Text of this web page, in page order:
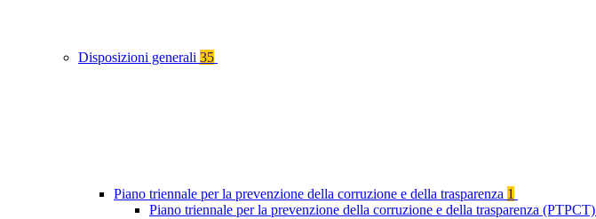
Disposizioni generali 35
Piano triennale per la prevenzione della corruzione e della trasparenza 1
Piano triennale per la prevenzione della corruzione e della trasparenza (PTPCT)